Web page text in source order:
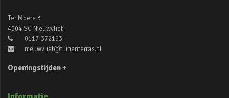
Ter Moere 3
4504 SC Nieuwvliet
0117-372193
nieuwvliet@tuinenterras.nl
Openingstijden +